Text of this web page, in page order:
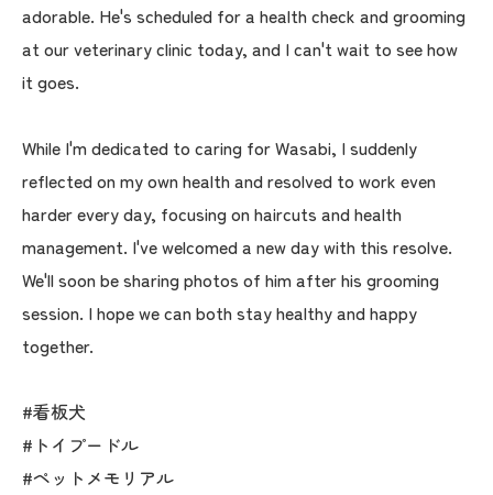
adorable. He's scheduled for a health check and grooming
at our veterinary clinic today, and I can't wait to see how
it goes.
While I'm dedicated to caring for Wasabi, I suddenly
reflected on my own health and resolved to work even
harder every day, focusing on haircuts and health
management. I've welcomed a new day with this resolve.
We'll soon be sharing photos of him after his grooming
session. I hope we can both stay healthy and happy
together.
#看板犬
#トイプードル
#ペットメモリアル